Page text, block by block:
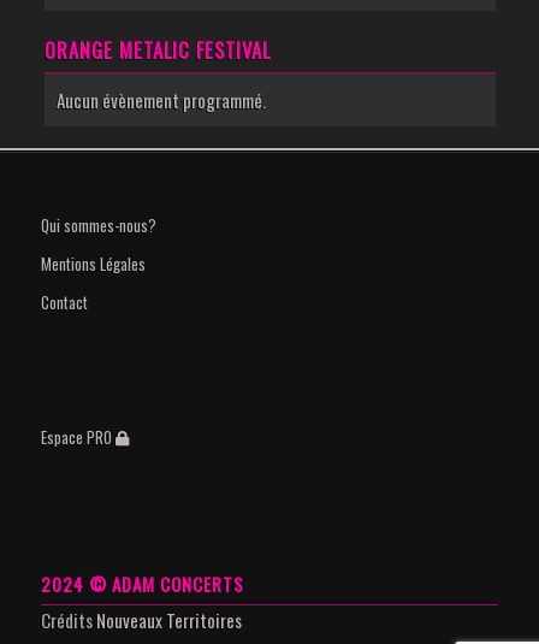
ORANGE METALIC FESTIVAL
Aucun évènement programmé.
Qui sommes-nous?
Mentions Légales
Contact
Espace PRO
2024 © ADAM CONCERTS
CréditsNouveaux Territoires